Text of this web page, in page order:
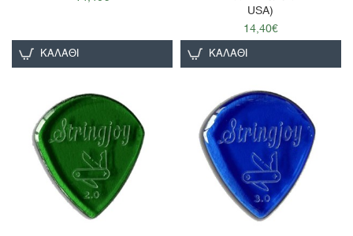
ΚΑΛΆΘΙ
USA)
14,40€
ΚΑΛΆΘΙ